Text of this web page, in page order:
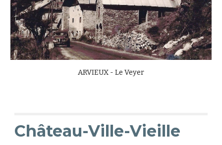
ARVIEUX - Le Veyer
Château-Ville-Vieille